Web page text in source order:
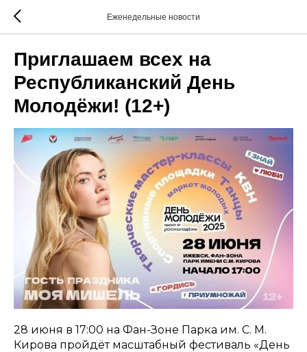
Еженедельные новости
Приглашаем всех на
Республиканский День
Молодёжи! (12+)
28 июня в 17:00 на Фан-Зоне Парка им. С. М.
Кирова пройдёт масштабный фестиваль «День